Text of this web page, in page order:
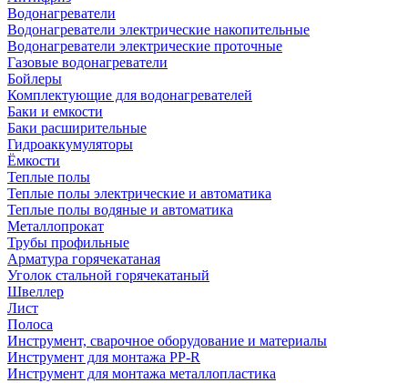
Водонагреватели
Водонагреватели электрические накопительные
Водонагреватели электрические проточные
Газовые водонагреватели
Бойлеры
Комплектующие для водонагревателей
Баки и емкости
Баки расширительные
Гидроаккумуляторы
Ёмкости
Теплые полы
Теплые полы электрические и автоматика
Теплые полы водяные и автоматика
Металлопрокат
Трубы профильные
Арматура горячекатаная
Уголок стальной горячекатаный
Швеллер
Лист
Полоса
Инструмент, сварочное оборудование и материалы
Инструмент для монтажа PP-R
Инструмент для монтажа металлопластика